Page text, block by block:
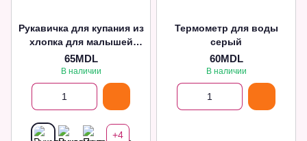
Рукавичка для купания из
хлопка для малышей
Pampy Roz
65MDL
В наличии
+4
Термометр для воды
серый
60MDL
В наличии